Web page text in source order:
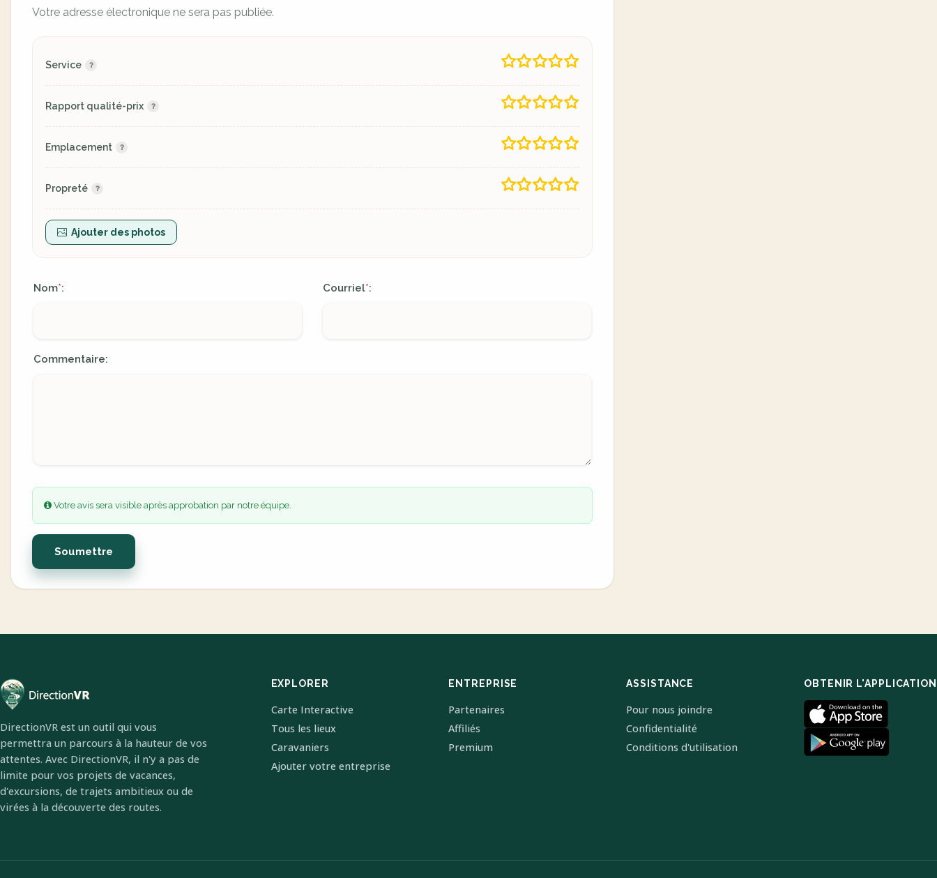
Votre adresse électronique ne sera pas publiée.
Service
Rapport qualité-prix
Emplacement
Propreté
Ajouter des photos
Nom*: Courriel*:
Commentaire:
Votre avis sera visible après approbation par notre équipe.
Soumettre
DirectionVR est un outil qui vous
permettra un parcours à la hauteur de vos
attentes. Avec DirectionVR, il n'y a pas de
limite pour vos projets de vacances,
d'excursions, de trajets ambitieux ou de
virées à la découverte des routes.
EXPLORER
Carte Interactive
Tous les lieux
Caravaniers
Ajouter votre entreprise
ENTREPRISE
Partenaires
Affiliés
Premium
ASSISTANCE
Pour nous joindre
Confidentialité
Conditions d'utilisation
OBTENIR L'APPLICATION